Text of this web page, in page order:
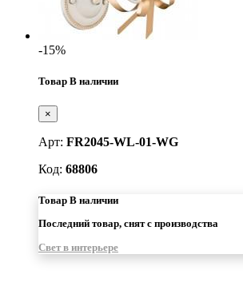
-15%
Товар В наличии
×
Арт: FR2045-WL-01-WG
Код: 68806
Товар В наличии
Последний товар, снят с производства
Свет в интерьере